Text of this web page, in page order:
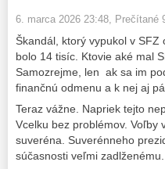
6. marca 2026 23:48 , Prečítané
Škandál, ktorý vypukol v
bolo 14 tisíc. Ktovie aké mal
Samozrejme, len ak sa im
finančnú odmenu a k nej aj
Teraz vážne. Napriek tejto
Vcelku bez problémov. Voľby
suveréna. Suverénneho
súčasnosti veľmi zadlženému.